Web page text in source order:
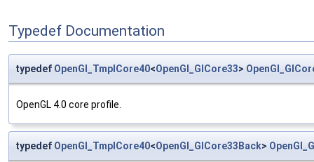
Typedef Documentation
typedef OpenGl_TmplCore40<OpenGl_GlCore33>
OpenGL 4.0 core profile.
typedef OpenGl_TmplCore40<OpenGl_GlCore33Back>